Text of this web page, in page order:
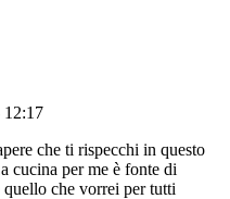
12:17
che ti rispecchi in questo
cucina per me è fonte di
quello che vorrei per tutti